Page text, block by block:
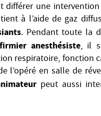
différer une
à l’aide de gaz
. Pendant toute la
anesthésiste, il
respiratoire, fonction
l’opéré en salle de
peut aussi